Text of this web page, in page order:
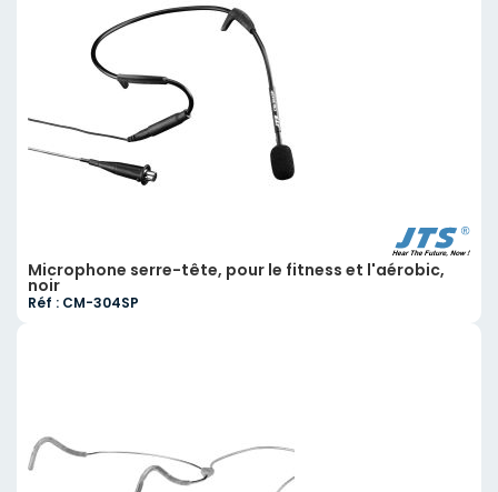
Microphone serre-tête, pour le fitness et l'aérobic,
noir
Réf : CM-304SP